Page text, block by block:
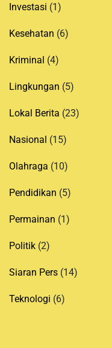
Investasi (1)
Kesehatan (6)
Kriminal (4)
Lingkungan (5)
Lokal Berita (23)
Nasional (15)
Olahraga (10)
Pendidikan (5)
Permainan (1)
Politik (2)
Siaran Pers (14)
Teknologi (6)